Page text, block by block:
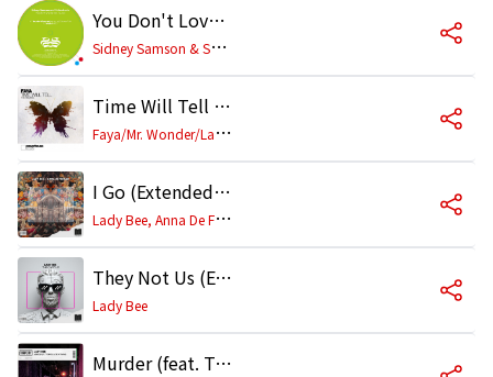
You Don't Love Me (no, no, no) (Club Mix)
S
idney Samson & Skitzofrenix
Time Will Tell (Lady Bee & Mr. Wonder Club Mix)
F
aya/Mr. Wonder/Lady Bee
I Go (Extended Mix)
L
ady Bee, Anna De Ferran
They Not Us (Extended Mix)
Lady Bee
Murder (feat. Tropkillaz & Oktavian) [Extended Mix]